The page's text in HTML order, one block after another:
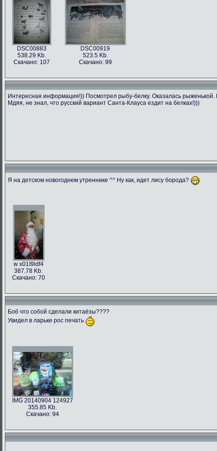
DSC00883
538.29 Kb.
Скачано: 107
DSC00919
523.5 Kb.
Скачано: 99
Интересная информация!)) Посмотрел рыбу-белку. Оказалась рыженькой.
Мдяя, не знал, что русский вариант Санта-Клауса ездит на белках!)))
Я на детском новогоднем утреннике ^^ Ну как, идет лису борода?
w x01I9ldf4
387.78 Kb.
Скачано: 70
Боб что собой сделали китаёзы????
Увидел в ларьке рос печать
IMG 20140904 124927
355.85 Kb.
Скачано: 94